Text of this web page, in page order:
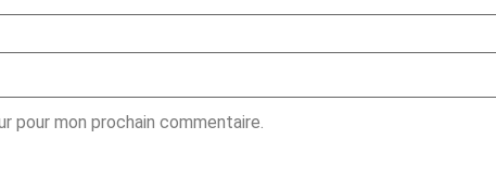
pour mon prochain commentaire.